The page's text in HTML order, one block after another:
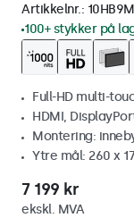
Artikkelnr.:
100+ stykker på
Full-HD multi-
HDMI,
Montering:
Ytre mål: 260 x
7 199 kr
ekskl. MVA